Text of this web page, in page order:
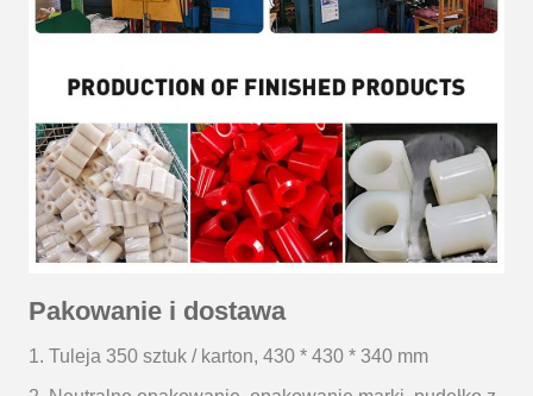
Pakowanie i dostawa
1. Tuleja 350 sztuk / karton, 430 * 430 * 340 mm